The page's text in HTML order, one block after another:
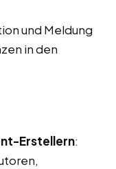
und Meldung
in den
Erstellern: